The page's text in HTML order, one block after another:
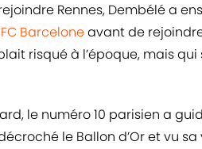
Rennes, Dembélé a
FC Barceloneavant de
risqué à l’époque, mais qui
le numéro 10 parisien a
le Ballon d’Or et vu